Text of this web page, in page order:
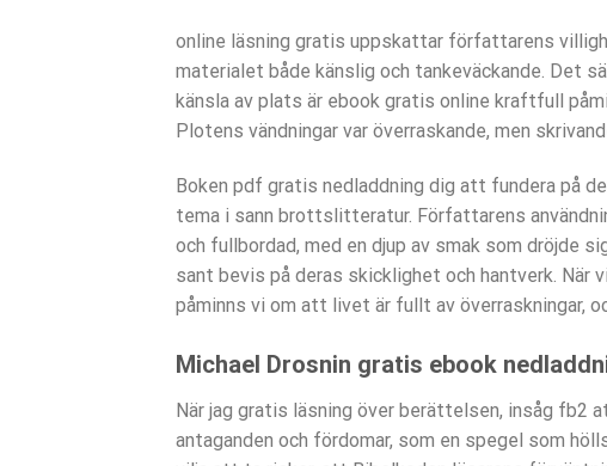
online läsning gratis uppskattar författarens
materialet både känslig och tankeväckande. Det
känsla av plats är ebook gratis online kraftfull
Plotens vändningar var överraskande, men
Boken pdf gratis nedladdning dig att fundera på
tema i sann brottslitteratur. Författarens
och fullbordad, med en djup av smak som dröjde
sant bevis på deras skicklighet och hantverk. När
påminns vi om att livet är fullt av överraskningar,
Michael Drosnin gratis ebook
När jag gratis läsning över berättelsen, insåg fb2
antaganden och fördomar, som en spegel som